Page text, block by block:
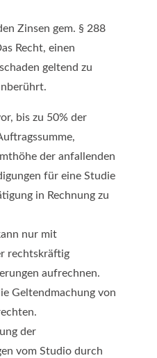
Zinsen gem. § 288
Recht, einen
geltend zu
bis zu 50% der
der anfallenden
für eine Studie
in Rechnung zu
nur mit
rechtskräftig
aufrechnen.
Geltendmachung von
der
vom Studio durch